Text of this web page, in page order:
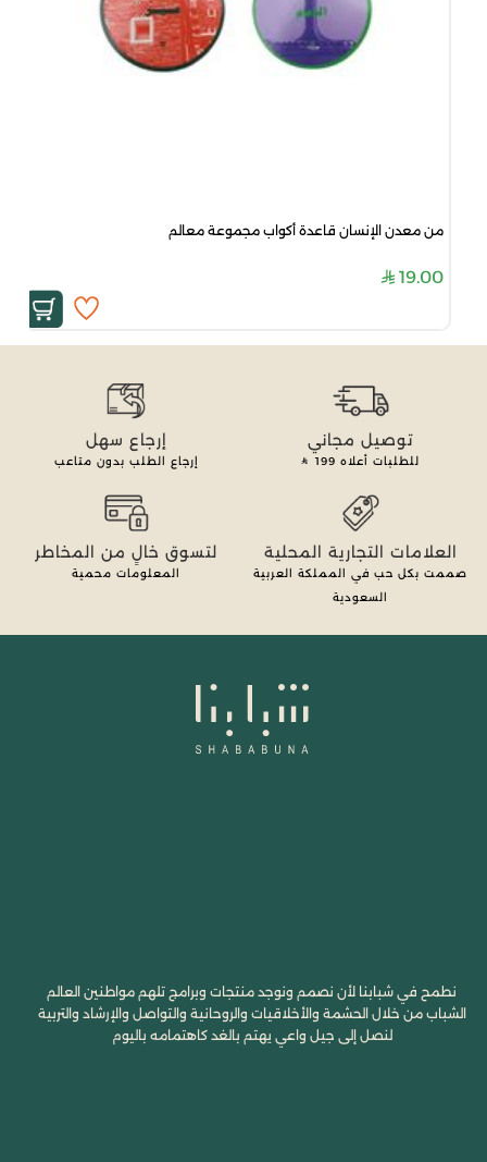
من معدن الإنسان قاعدة أكواب مجموعة معالم
19.00
توصيل مجاني
للطلبات أعلاه 199
إرجاع سهل
إرجاع الطلب بدون متاعب
العلامات التجارية المحلية
صممت بكل حب في المملكة العربية
السعودية
لتسوق خالٍ من المخاطر
المعلومات محمية
نطمح في شبابنا لأن نصمم ونوجد منتجات وبرامج تلهم مواطنين العالم
الشباب من خلال الحشمة والأخلاقيات والروحانية والتواصل والإرشاد والتربية
لنصل إلى جيل واعي يهتم بالغد كاهتمامه باليوم